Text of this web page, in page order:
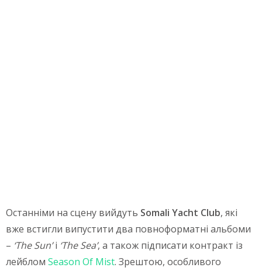
Останніми на сцену вийдуть Somali Yacht Club, які
вже встигли випустити два повноформатні альбоми
– ‘The Sun’і ‘The Sea’, а також підписати контракт із
лейблом Season Of Mist. Зрештою, особливого